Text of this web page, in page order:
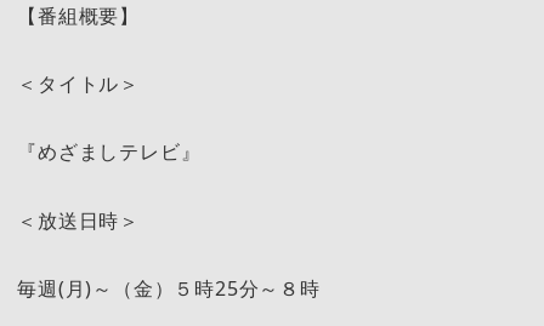
【番組概要】
＜タイトル＞
『めざましテレビ』
＜放送日時＞
毎週(月)～（金）５時25分～８時